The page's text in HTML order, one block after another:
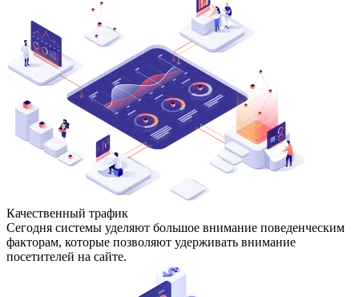
Качественный трафик
Сегодня системы уделяют большое внимание поведенческим
факторам, которые позволяют удерживать внимание
посетителей на сайте.